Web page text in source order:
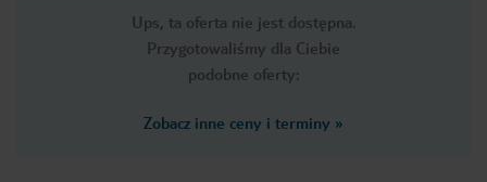
Ups, ta oferta nie jest dostępna.
Przygotowaliśmy dla Ciebie
podobne oferty:
Zobacz inne ceny i terminy »